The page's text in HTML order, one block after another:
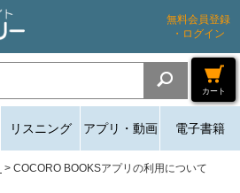
無料会員登録
・ログイン
カート
リスニング アプリ・動画 電子書籍
COCORO BOOKSアプリの利用について